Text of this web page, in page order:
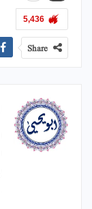
5,436
Share